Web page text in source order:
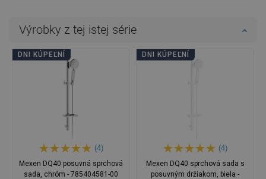
Výrobky z tej istej série
DNI KÚPEĽNÍ
(4)
Mexen DQ40 posuvná sprchová
sada, chróm - 785404581-00
DNI KÚPEĽNÍ
(4)
Mexen DQ40 sprchová sada s
posuvným držiakom, biela -